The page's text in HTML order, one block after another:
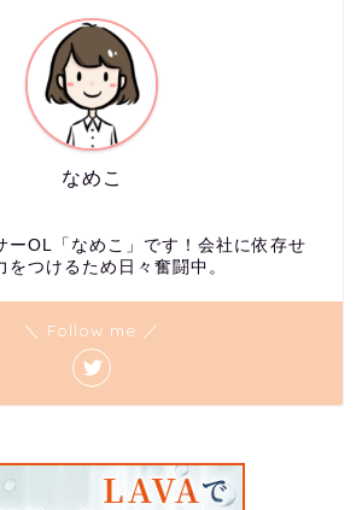
なめこ
ーOL「なめこ」です！会社に依存せ
をつけるため日々奮闘中。
＼ Follow me ／